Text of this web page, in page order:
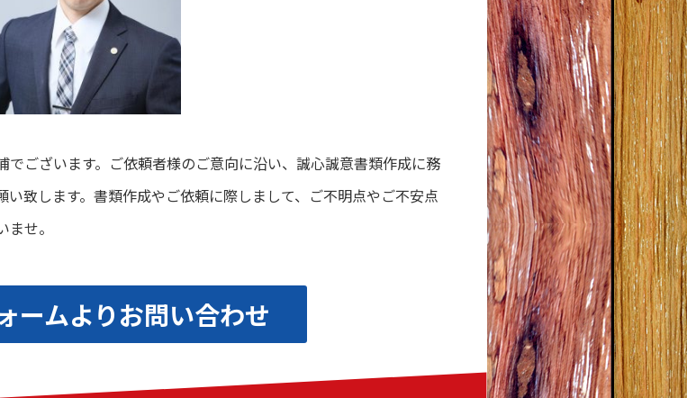
ございます。ご依頼者様のご意向に沿い、誠心誠意書類作成に務
致します。書類作成やご依頼に際しまして、ご不明点やご不安点
せ。
ームよりお問い合わせ